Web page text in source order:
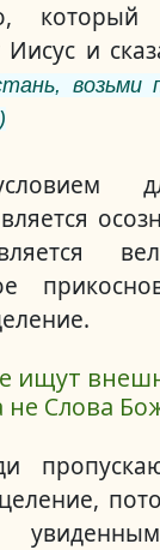
и
ищут
не Слова